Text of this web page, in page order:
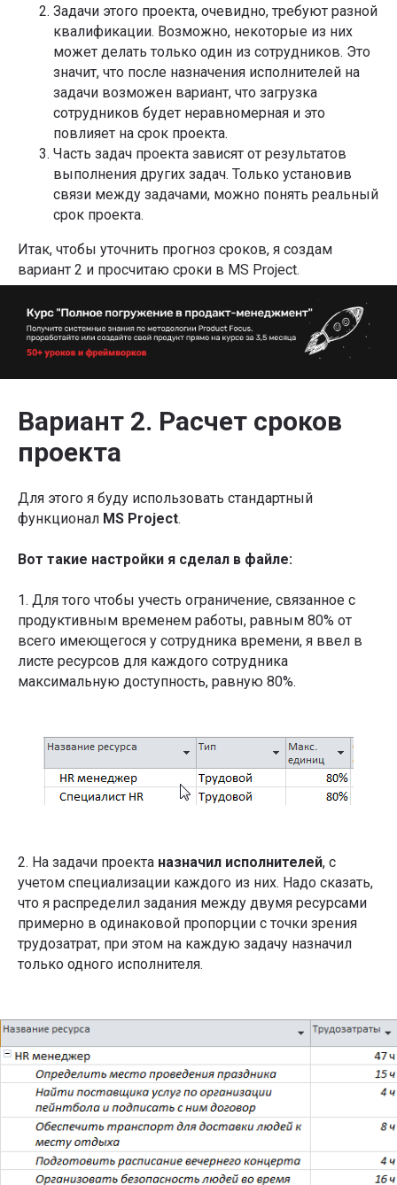
Задачи этого проекта, очевидно, требуют разной
квалификации. Возможно, некоторые из них
может делать только один из сотрудников. Это
значит, что после назначения исполнителей на
задачи возможен вариант, что загрузка
сотрудников будет неравномерная и это
повлияет на срок проекта.
Часть задач проекта зависят от результатов
выполнения других задач. Только установив
связи между задачами, можно понять реальный
срок проекта.
Итак, чтобы уточнить прогноз сроков, я создам
вариант 2 и просчитаю сроки в MS Project.
Вариант 2. Расчет сроков
проекта
Для этого я буду использовать стандартный
функционал MS Project.
Вот такие настройки я сделал в файле:
1. Для того чтобы учесть ограничение, связанное с
продуктивным временем работы, равным 80% от
всего имеющегося у сотрудника времени, я ввел в
листе ресурсов для каждого сотрудника
максимальную доступность, равную 80%.
2. На задачи проекта назначил исполнителей, с
учетом специализации каждого из них. Надо сказать,
что я распределил задания между двумя ресурсами
примерно в одинаковой пропорции с точки зрения
трудозатрат, при этом на каждую задачу назначил
только одного исполнителя.